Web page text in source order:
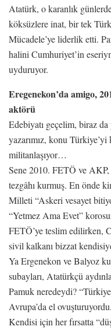
Atatürk, o karanlık
köksüzlere inat, bir tek
Mücadele’ye liderlik etti.
halini Cumhuriyet’in
uyduruyor.
Eregenekon’da amigo,
aktörü
Edebiyatı geçelim, biraz da
yazarımız, konu
militanlaşıyor…
Sene 2010. FETÖ ve AKP,
tezgâhı kurmuş. En önde
Milleti “Askeri vesayet
“Yetmez Ama Evet”
FETÖ’ye teslim edilirken,
sivil kalkanı bizzat
Ya Ergenekon ve Balyoz
subayları, Atatürkçü
Pamuk neredeydi?
Avrupa’da el
Kendisi için her fırsatta